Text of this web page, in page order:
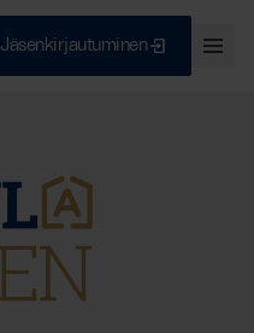
Jäsenkirjautuminen